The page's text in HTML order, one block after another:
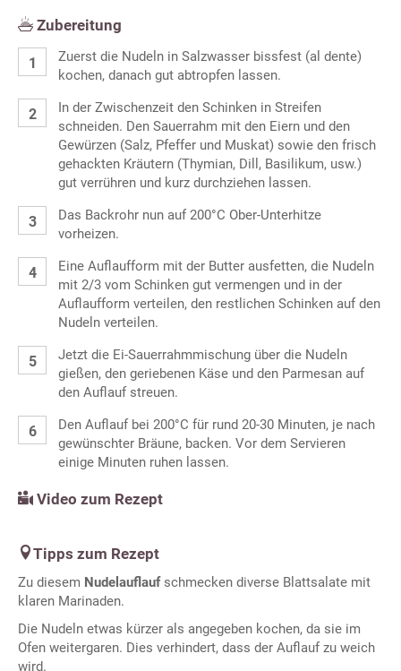
Zubereitung
Zuerst die Nudeln in Salzwasser bissfest (al dente)
kochen, danach gut abtropfen lassen.
In der Zwischenzeit den Schinken in Streifen
schneiden. Den Sauerrahm mit den Eiern und den
Gewürzen (Salz, Pfeffer und Muskat) sowie den frisch
gehackten Kräutern (Thymian, Dill, Basilikum, usw.)
gut verrühren und kurz durchziehen lassen.
Das Backrohr nun auf 200°C Ober-Unterhitze
vorheizen.
Eine Auflaufform mit der Butter ausfetten, die Nudeln
mit 2/3 vom Schinken gut vermengen und in der
Auflaufform verteilen, den restlichen Schinken auf den
Nudeln verteilen.
Jetzt die Ei-Sauerrahmmischung über die Nudeln
gießen, den geriebenen Käse und den Parmesan auf
den Auflauf streuen.
Den Auflauf bei 200°C für rund 20-30 Minuten, je nach
gewünschter Bräune, backen. Vor dem Servieren
einige Minuten ruhen lassen.
Video zum Rezept
Tipps zum Rezept
Zu diesem Nudelauflaufschmecken diverse Blattsalate mit
klaren Marinaden.
Die Nudeln etwas kürzer als angegeben kochen, da sie im
Ofen weitergaren. Dies verhindert, dass der Auflauf zu weich
wird.